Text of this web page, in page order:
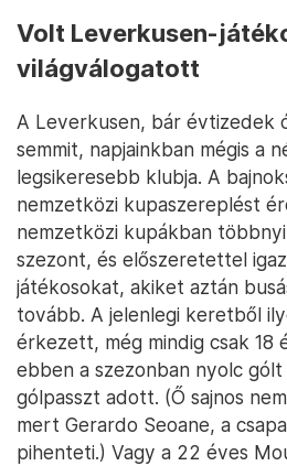
Volt Leverkusen-
világválogatott
A Leverkusen, bár évtizedek
semmit, napjainkban mégis a
legsikeresebb klubja. A
nemzetközi kupaszereplést
nemzetközi kupákban
szezont, és előszeretettel
játékosokat, akiket aztán
tovább. A jelenlegi keretből
érkezett, még mindig csak 18
ebben a szezonban nyolc
gólpasszt adott. (Ő sajnos
mert Gerardo Seoane, a
pihenteti.) Vagy a 22 éves